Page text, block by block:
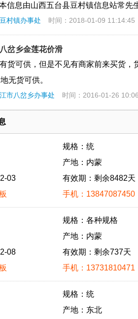
信息由山西五台县豆村镇信息站常先
村镇办事处 时间：2018-01-09 11:14:45
岔乡金莲花价滑
货可供，但是不见有商家前来买货
无货可供。
市八岔乡办事处 时间：2016-01-26
03
规格：统
产地：内蒙
有效期：剩余8482天
手机：13847087450
08
规格：各种规格
产地：内蒙
有效期：剩余737天
手机：13731810471
规格：统
产地：东北